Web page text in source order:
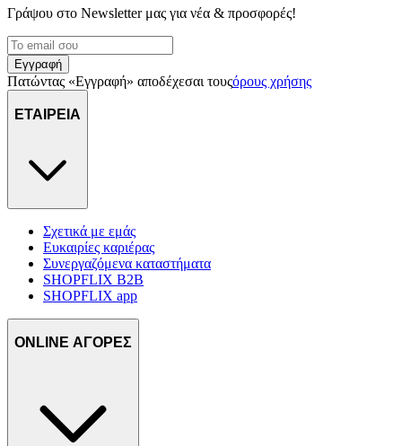
Γράψου στο Νewsletter μας για νέα & προσφορές!
Εγγραφή
Πατώντας «Εγγραφή» αποδέχεσαι τουςόρους χρήσης
ΕΤΑΙΡΕΙΑ
Σχετικά με εμάς
Ευκαιρίες καριέρας
Συνεργαζόμενα καταστήματα
SHOPFLIX B2B
SHOPFLIX app
ONLINE ΑΓΟΡΕΣ